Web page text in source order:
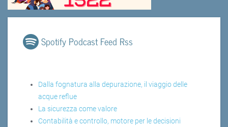
Spotify Podcast Feed Rss
Dalla fognatura alla depurazione, il viaggio delle
acque reflue
La sicurezza come valore
Contabilità e controllo, motore per le decisioni